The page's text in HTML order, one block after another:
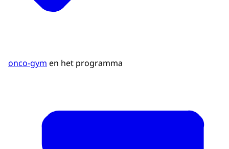
onco-gym en het programma